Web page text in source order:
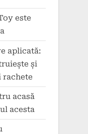
este
aplicată:
și
rachete
acasă
acesta